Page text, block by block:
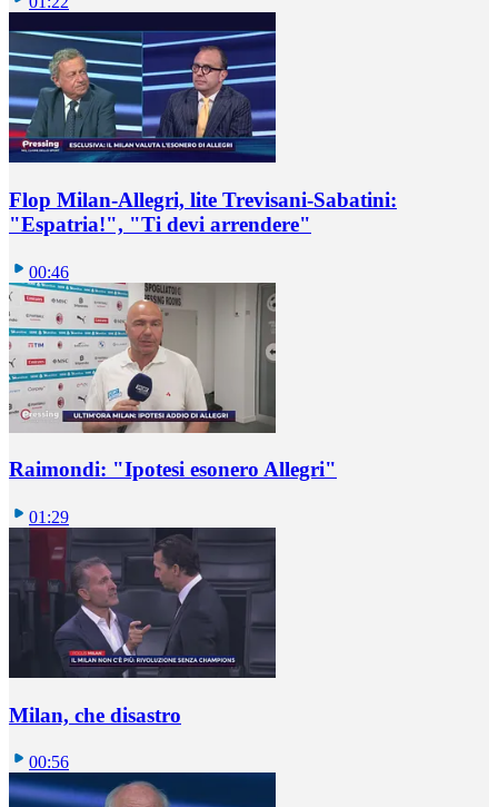
Flop Milan-Allegri, lite Trevisani-Sabatini:
"Espatria!", "Ti devi arrendere"
00:46
Raimondi: "Ipotesi esonero Allegri"
01:29
Milan, che disastro
00:56